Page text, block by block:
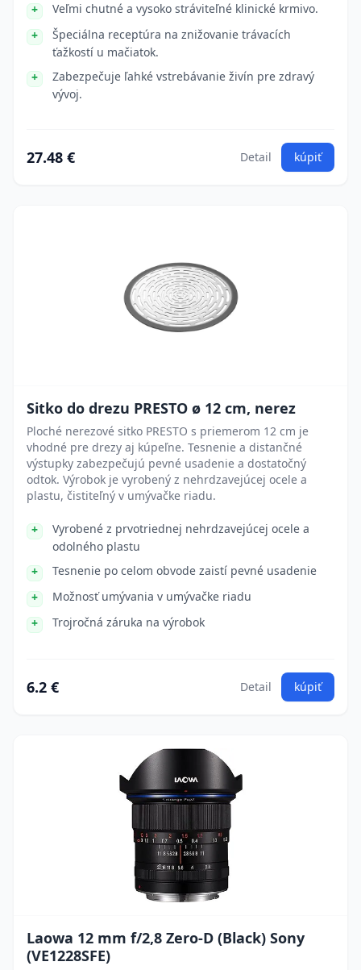
Veľmi chutné a vysoko stráviteľné klinické krmivo.
Špeciálna receptúra na znižovanie trávacích
ťažkostí u mačiatok.
Zabezpečuje ľahké vstrebávanie živín pre zdravý
vývoj.
27.48 € Detail kúpiť
Sitko do drezu PRESTO ø 12 cm, nerez
Ploché nerezové sitko PRESTO s priemerom 12 cm je
vhodné pre drezy aj kúpeľne. Tesnenie a distančné
výstupky zabezpečujú pevné usadenie a dostatočný
odtok. Výrobok je vyrobený z nehrdzavejúcej ocele a
plastu, čistiteľný v umývačke riadu.
Vyrobené z prvotriednej nehrdzavejúcej ocele a
odolného plastu
Tesnenie po celom obvode zaistí pevné usadenie
Možnosť umývania v umývačke riadu
Trojročná záruka na výrobok
6.2 € Detail kúpiť
Laowa 12 mm f/2,8 Zero-D (Black) Sony
(VE1228SFE)